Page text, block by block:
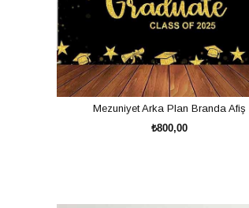
Konsept bütünlüğü sağlar.
Fotoğraf çekim alanlarını güzelleştirir.
Kişiye özel tasarlanabilir.
Mezuniyet Arka Plan Branda Afiş
₺800,00